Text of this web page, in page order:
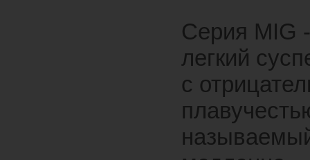
Серия MIG -
легкий
с